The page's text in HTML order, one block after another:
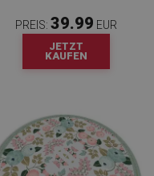
PREIS: 39.99 EUR
JETZT
KAUFEN